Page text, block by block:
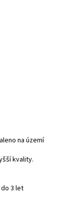
na území
kvality.
3 let